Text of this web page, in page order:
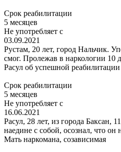
Срок реабилитации
5 месяцев
Не употребляет с
03.09.2021
Рустам, 20 лет, город Нальчик.
смог. Пролежав в наркологии 10
Расул об успешной реабилитации
Срок реабилитации
5 месяцев
Не употребляет с
16.06.2021
Расул, 28 лет, из города Баксан,
наедине с собой, осознал, что
Мать наркомана, созависимая